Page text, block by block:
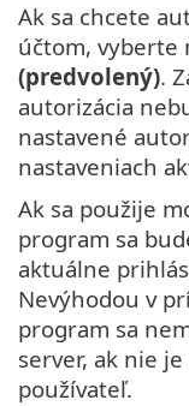
Ak sa chcete
účtom, vyberte
(predvolený).
autorizácia
nastavené
nastaveniach
Ak sa použije
program sa
aktuálne
Nevýhodou v
program sa
server, ak nie
používateľ.